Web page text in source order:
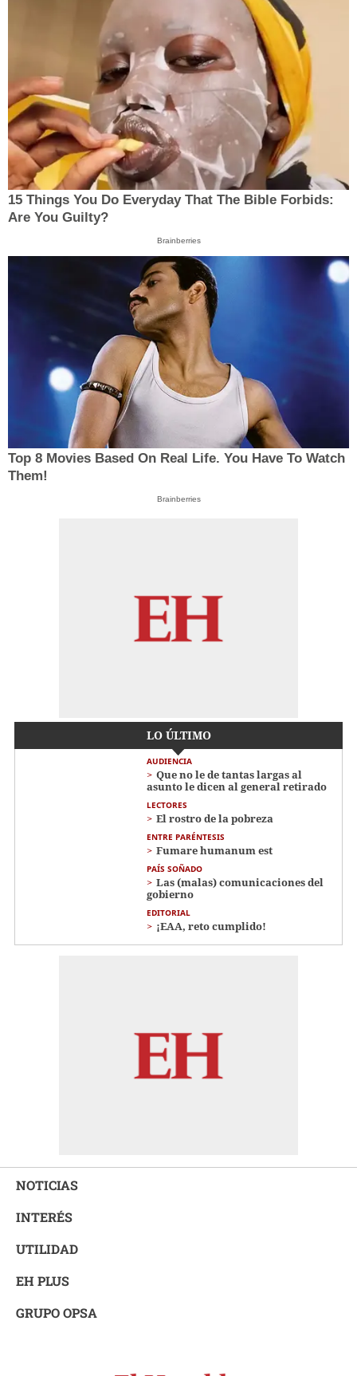
15 Things You Do Everyday That The Bible Forbids:
Are You Guilty?
Brainberries
Top 8 Movies Based On Real Life. You Have To Watch
Them!
Brainberries
LO ÚLTIMO
AUDIENCIA
Que no le de tantas largas al
asunto le dicen al general retirado
LECTORES
El rostro de la pobreza
ENTRE PARÉNTESIS
Fumare humanum est
PAÍS SOÑADO
Las (malas) comunicaciones del
gobierno
EDITORIAL
¡EAA, reto cumplido!
NOTICIAS
INTERÉS
UTILIDAD
EH PLUS
GRUPO OPSA